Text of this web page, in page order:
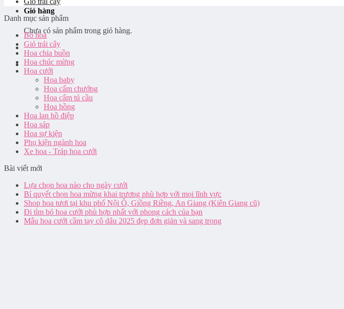
Giỏ hàng
Chưa có sản phẩm trong giỏ hàng.
Danh mục sản phẩm
Bó hoa
Giỏ trái cây
Hoa chia buồn
Hoa chúc mừng
Hoa cưới
Hoa baby
Hoa cẩm chướng
Hoa cẩm tú cầu
Hoa hồng
Hoa lan hồ điệp
Hoa sáp
Hoa sự kiện
Phụ kiện ngành hoa
Xe hoa - Tráp hoa cưới
Bài viết mới
Lựa chọn hoa nào cho ngày cưới
Bí quyết chọn hoa mừng khai trương phù hợp với mọi lĩnh vực
Shop hoa tươi tại khu phố Nội Ô, Giồng Riềng, An Giang (Kiên Giang cũ)
Đi tìm bó hoa cưới phù hợp nhất với phong cách của bạn
Mẫu hoa cưới cầm tay cô dâu 2025 đẹp đơn giản và sang trọng